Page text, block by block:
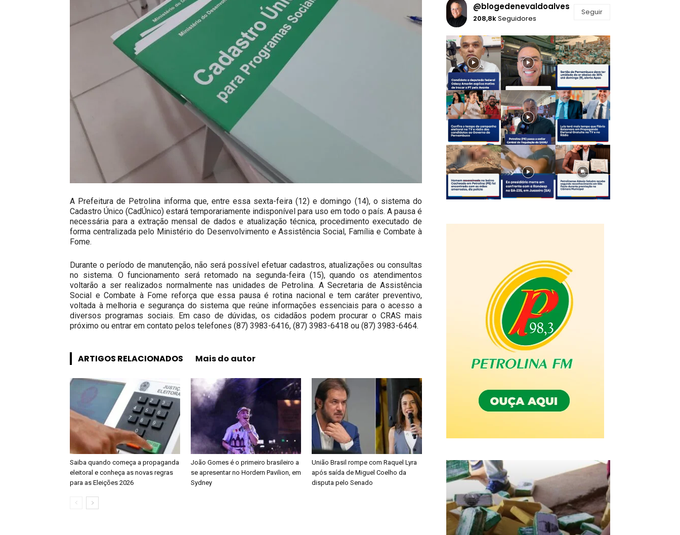
A Prefeitura de Petrolina informa que, entre essa sexta-feira (12) e domingo (14), o sistema do
Cadastro Único (CadÚnico) estará temporariamente indisponível para uso em todo o país. A pausa é
necessária para a extração mensal de dados e atualização técnica, procedimento executado de
forma centralizada pelo Ministério do Desenvolvimento e Assistência Social, Família e Combate à
Fome.
Durante o período de manutenção, não será possível efetuar cadastros, atualizações ou consultas
no sistema. O funcionamento será retomado na segunda-feira (15), quando os atendimentos
voltarão a ser realizados normalmente nas unidades de Petrolina. A Secretaria de Assistência
Social e Combate à Fome reforça que essa pausa é rotina nacional e tem caráter preventivo,
voltada à melhoria e segurança do sistema que reúne informações essenciais para o acesso a
diversos programas sociais. Em caso de dúvidas, os cidadãos podem procurar o CRAS mais
próximo ou entrar em contato pelos telefones (87) 3983-6416, (87) 3983-6418 ou (87) 3983-6464.
ARTIGOS RELACIONADOS Mais do autor
Saiba quando começa a propaganda
eleitoral e conheça as novas regras
para as Eleições 2026
João Gomes é o primeiro brasileiro a
se apresentar no Hordern Pavilion, em
Sydney
União Brasil rompe com Raquel Lyra
após saída de Miguel Coelho da
disputa pelo Senado
@blogedenevaldoalves
208,8kSeguidores
Seguir